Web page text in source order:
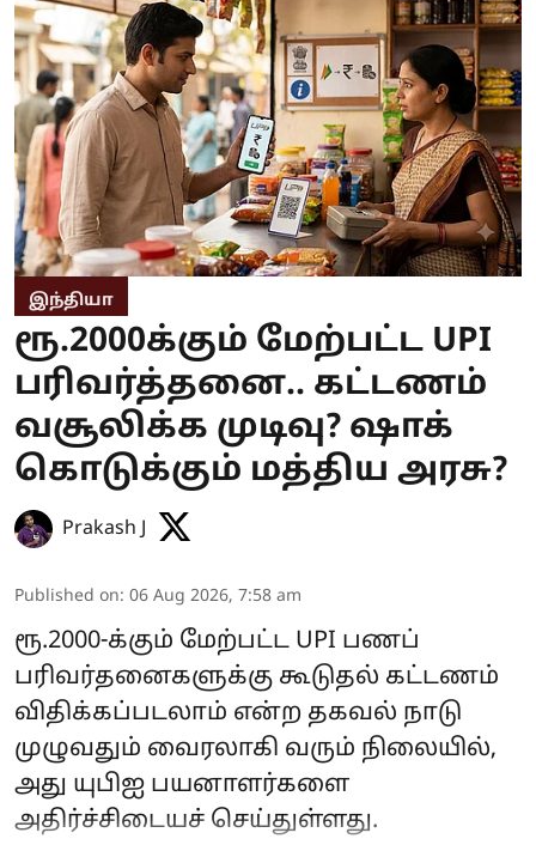
இந்தியா
ரூ.2000க்கும் மேற்பட்ட UPI
பரிவர்த்தனை.. கட்டணம்
வசூலிக்க முடிவு? ஷாக்
கொடுக்கும் மத்திய அரசு?
Prakash J
Published on: 06 Aug 2026, 7:58 am
ரூ.2000-க்கும் மேற்பட்ட UPI பணப்
பரிவர்தனைகளுக்கு கூடுதல் கட்டணம்
விதிக்கப்படலாம் என்ற தகவல் நாடு
முழுவதும் வைரலாகி வரும் நிலையில்,
அது யுபிஐ பயனாளர்களை
அதிர்ச்சிடையச் செய்துள்ளது.